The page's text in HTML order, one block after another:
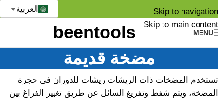
Skip to navigation
Skip to main content
MENU
العربية
مضخة قديمة
تستخدم المضخات ذات الريشات ريشات للدوران في حجرة
المضخة، ويتم شفط وتفريغ السائل عن طريق تغيير الفراغ بين